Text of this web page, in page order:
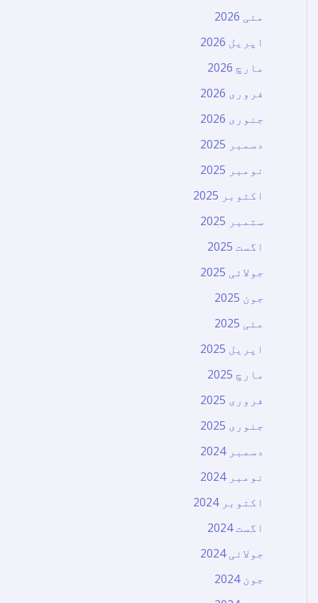
مئی 2026
اپریل 2026
مارچ 2026
فروری 2026
جنوری 2026
دسمبر 2025
نومبر 2025
اکتوبر 2025
ستمبر 2025
اگست 2025
جولائی 2025
جون 2025
مئی 2025
اپریل 2025
مارچ 2025
فروری 2025
جنوری 2025
دسمبر 2024
نومبر 2024
اکتوبر 2024
اگست 2024
جولائی 2024
جون 2024